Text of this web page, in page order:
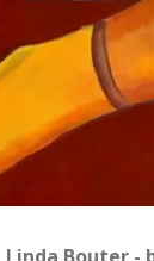
Linda Bouter -